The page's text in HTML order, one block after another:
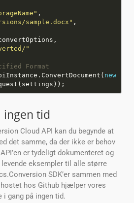
sample.docx"
"
Format
new
ingen tid
Cloud API kan du begynde at
det samme, da der ikke er behov
er tydeligt dokumenteret og
levende eksempler til alle større
SDK’er sammen med
hos Github hjælper vores
i gang på ingen tid.